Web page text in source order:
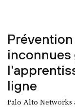
inconnues
ligne
Palo Alto